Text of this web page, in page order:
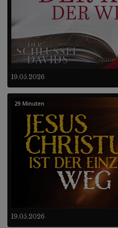
19.05.2026
19.05.2026
29 Minuten